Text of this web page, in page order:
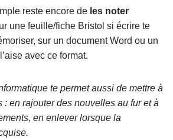
reste encore de les noter
une feuille/fiche Bristol si écrire te
sur un document Word ou un
avec ce format.
te permet aussi de mettre à
: en rajouter des nouvelles au fur et à
en enlever lorsque la